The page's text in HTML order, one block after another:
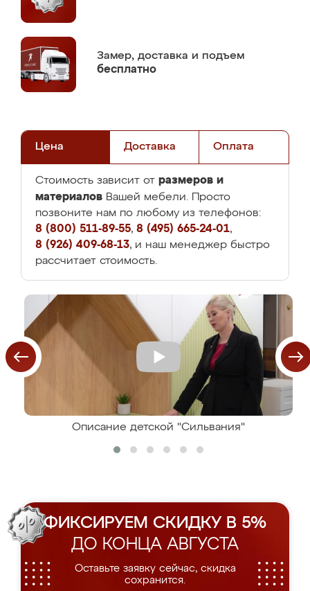
Замер, доставка и подъем
бесплатно
Цена Доставка Оплата
Стоимость зависит от размеров и
материалов Вашей мебели. Просто
позвоните нам по любому из телефонов:
8 (800) 511-89-55, 8 (495) 665-24-01,
8 (926) 409-68-13, и наш менеджер быстро
рассчитает стоимость.
Описание детской "Сильвания"
ФИКСИРУЕМ СКИДКУ В 5%
ДО КОНЦА АВГУСТА
Оставьте заявку сейчас, скидка
сохранится.